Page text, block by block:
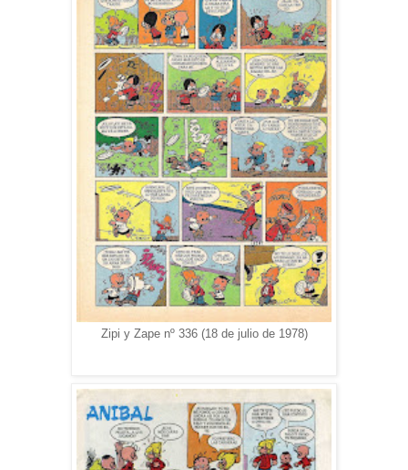
Zipi y Zape nº 336 (18 de julio de 1978)